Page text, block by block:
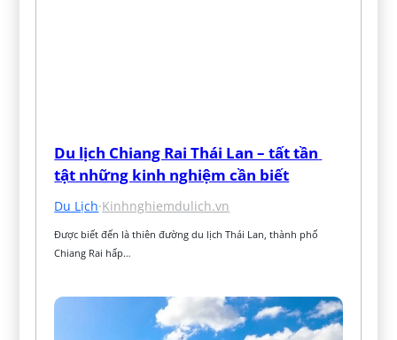
Du lịch Chiang Rai Thái Lan – tất tần
tật những kinh nghiệm cần biết
Du Lịch·Kinhnghiemdulich.vn
Được biết đến là thiên đường du lịch Thái Lan, thành phố
Chiang Rai hấp…